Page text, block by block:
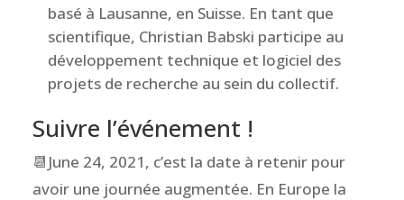
basé à Lausanne, en Suisse. En tant que
scientifique, Christian Babski participe au
développement technique et logiciel des
projets de recherche au sein du collectif.
Suivre l’événement !
📆June 24, 2021, c’est la date à retenir pour
avoir une journée augmentée. En Europe la